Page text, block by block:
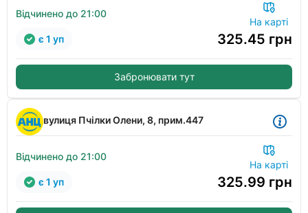
Відчинено до 21:00
На карті
325.45 грн
є 1 уп
Забронювати тут
вулиця Пчілки Олени, 8, прим.447
Відчинено до 21:00
На карті
325.99 грн
є 1 уп